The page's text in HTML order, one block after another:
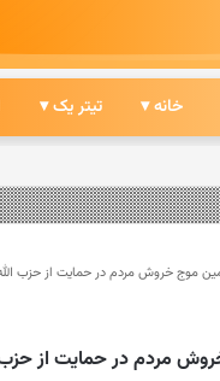
خانه ▾ تیتر یک ▾
موج خروش مردم در حمایت از حزب
مردم در حمایت از